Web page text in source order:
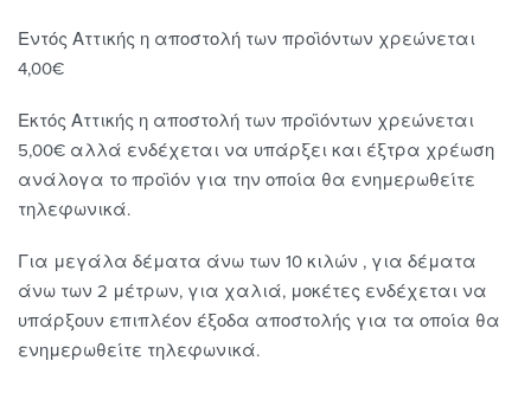
Εντός Αττικής η αποστολή των προϊόντων χρεώνεται
4,00€
Εκτός Αττικής η αποστολή των προϊόντων χρεώνεται
5,00€ αλλά ενδέχεται να υπάρξει και έξτρα χρέωση
ανάλογα το προϊόν για την οποία θα ενημερωθείτε
τηλεφωνικά.
Για μεγάλα δέματα άνω των 10 κιλών , για δέματα
άνω των 2 μέτρων, για χαλιά, μοκέτες ενδέχεται να
υπάρξουν επιπλέον έξοδα αποστολής για τα οποία θα
ενημερωθείτε τηλεφωνικά.